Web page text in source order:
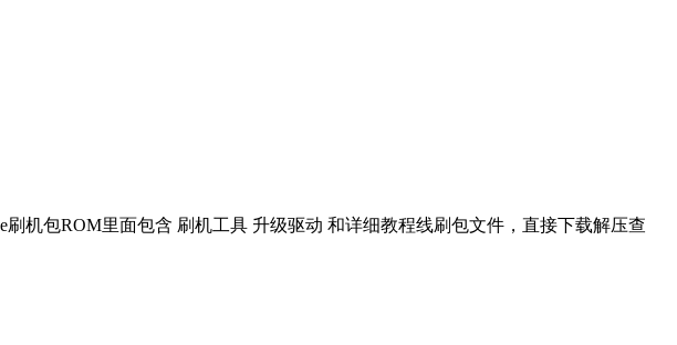
刷机包ROM里面包含 刷机工具 升级驱动 和详细教程线刷包文件，直接下载解压查